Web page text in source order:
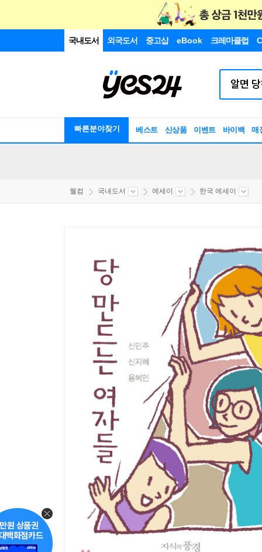
국내도서 외국도서 중고샵 eBook 크레마클럽
빠른분야찾기 베스트 신상품 이벤트 바이백 매
웰컴 국내도서 에세이 한국 에세이